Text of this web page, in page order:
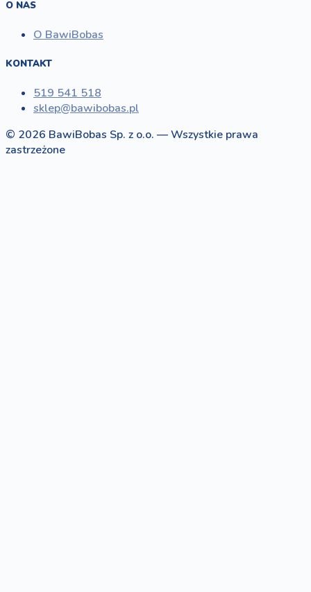
O NAS
O BawiBobas
KONTAKT
519 541 518
sklep@bawibobas.pl
© 2026 BawiBobas Sp. z o.o. — Wszystkie prawa
zastrzeżone